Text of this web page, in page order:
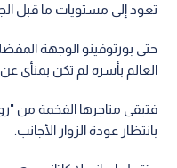
تعود إلى مستويات ما قبل
حتى بورتوفينو الوجهة
العالم بأسره لم تكن بمنأى
فتبقى متاجرها الفخمة من
بانتظار عودة الزوار الأجانب.